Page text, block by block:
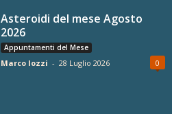
Asteroidi del mese Agosto
2026
Appuntamenti del Mese
Marco Iozzi - 28 Luglio 2026 0